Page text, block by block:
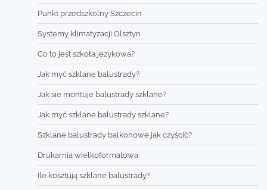
Punkt przedszkolny Szczecin
Systemy klimatyzacji Olsztyn
Co to jest szkoła językowa?
Jak myć szklane balustrady?
Jak sie montuje balustrady szklane?
Jak myć szklane balustrady szklane?
Szklane balustrady balkonowe jak czyścić?
Drukarnia wielkoformatowa
Ile kosztują szklane balustrady?